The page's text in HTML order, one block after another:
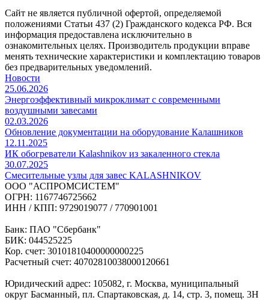
Сайт не является публичной офертой, определяемой
положениями Статьи 437 (2) Гражданского кодекса РФ. Вся
информация предоставлена исключительно в
ознакомительных целях. Производитель продукции вправе
менять технические характеристики и комплектацию товаров
без предварительных уведомлений.
Новости
25.06.2026
Энергоэффективный микроклимат с современными
воздушными завесами
02.03.2026
Обновление документации на оборудование Калашников
12.11.2025
ИК обогреватели Kalashnikov из закаленного стекла
30.07.2025
Cмесительные узлы для завес KALASHNIKOV
ООО "АСПРОМСИСТЕМ"
ОГРН: 1167746725662
ИНН / КПП: 9729019077 / 770901001
Банк: ПАО "Сбербанк"
БИК: 044525225
Кор. счет: 30101810400000000225
Расчетный счет: 40702810038000120661
Юридический адрес: 105082, г. Москва, муниципальный
округ Басманный, пл. Спартаковская, д. 14, стр. 3, помещ. 3Н